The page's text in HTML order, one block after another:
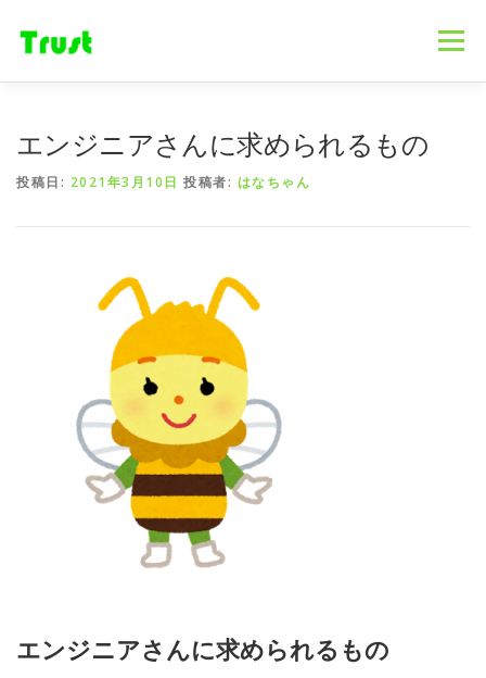
メニュー
エンジニアさんに求められるもの
投稿日: 2021年3月10日 投稿者: はなちゃん
エンジニアさんに求められるもの